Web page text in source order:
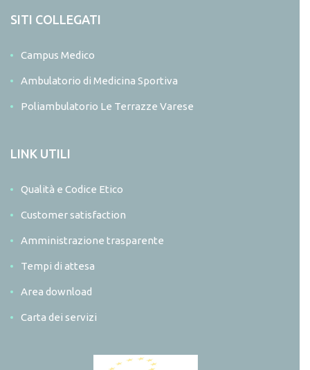
SITI COLLEGATI
Campus Medico
Ambulatorio di Medicina Sportiva
Poliambulatorio Le Terrazze Varese
LINK UTILI
Qualità e Codice Etico
Customer satisfaction
Amministrazione trasparente
Tempi di attesa
Area download
Carta dei servizi